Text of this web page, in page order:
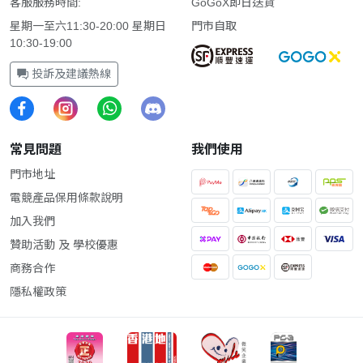
星期一至六11:30-20:00 星期日
10:30-19:00
投訴及建議熱線
門市自取
常見問題
門市地址
電競產品保用條款說明
加入我們
贊助活動 及 學校優惠
商務合作
隱私權政策
我們使用